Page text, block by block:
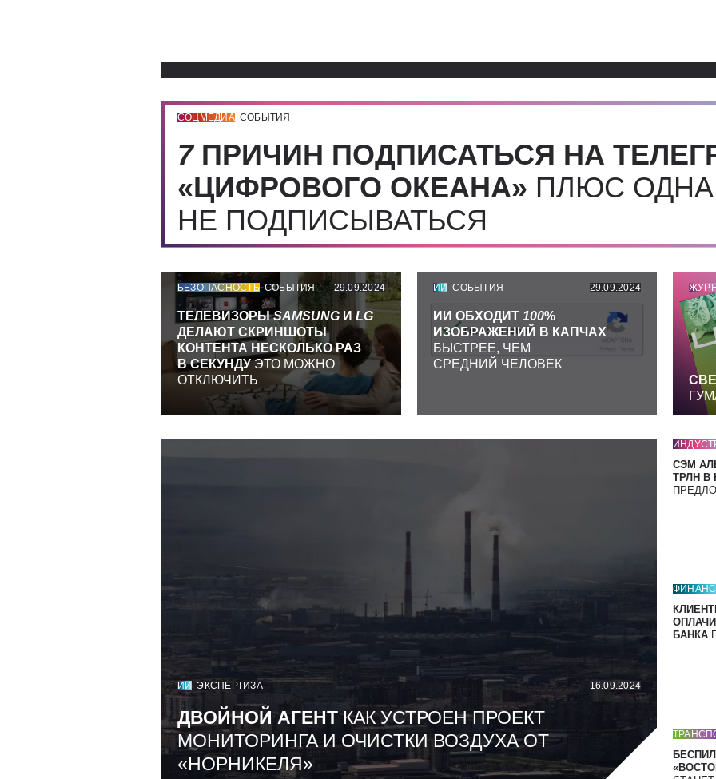
СОЦМЕДИА СОБЫТИЯ
7 ПРИЧИН ПОДПИСАТЬСЯ НА
«ЦИФРОВОГО ОКЕАНА» ПЛЮС
НЕ ПОДПИСЫВАТЬСЯ
БЕЗОПАСНОСТЬ СОБЫТИЯ 29.09.2024
ТЕЛЕВИЗОРЫSAMSUNG И LG
ДЕЛАЮТ СКРИНШОТЫ
КОНТЕНТА НЕСКОЛЬКО РАЗ
В СЕКУНДУЭТО МОЖНО
ОТКЛЮЧИТЬ
ИИ СОБЫТИЯ 29.09.2024
ИИ ОБХОДИТ 100%
ИЗОБРАЖЕНИЙ В КАПЧАХ
БЫСТРЕЕ, ЧЕМ
СРЕДНИЙ ЧЕЛОВЕК
ИИ ЭКСПЕРТИЗА 16.09.2024
ДВОЙНОЙ АГЕНТКАК УСТРОЕН ПРОЕКТ
МОНИТОРИНГА И ОЧИСТКИ ВОЗДУХА ОТ
«НОРНИКЕЛЯ»
СЭМ
ТРЛН В
БАНКА